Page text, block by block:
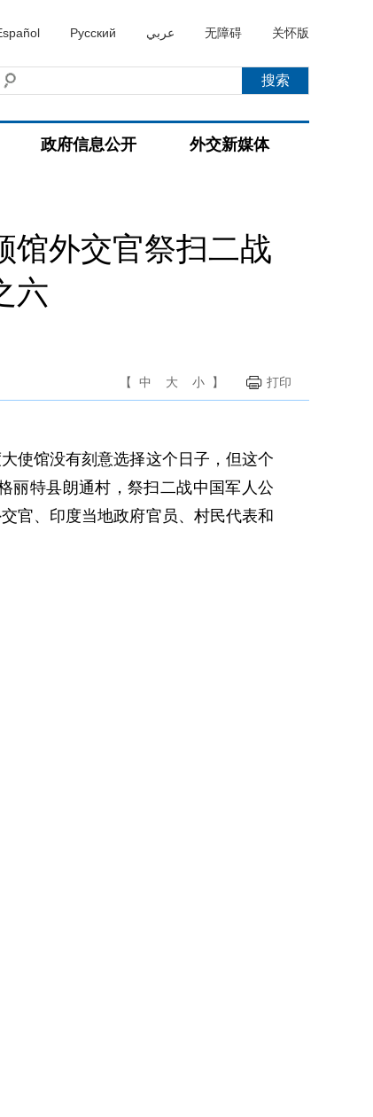
Русский عربي 无障碍 关怀版
政府信息公开 外交新媒体
馆外交官祭扫二战
六
【 中 大 小 】 打印
使馆没有刻意选择这个日子，但这个
丽特县朗通村，祭扫二战中国军人公
官、印度当地政府官员、村民代表和